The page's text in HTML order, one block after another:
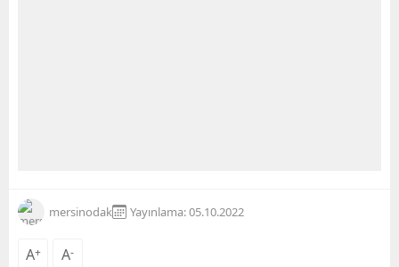
mersinodak Yayınlama: 05.10.2022
A+ A-